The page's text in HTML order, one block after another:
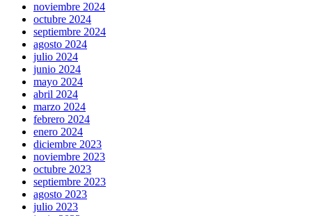
noviembre 2024
octubre 2024
septiembre 2024
agosto 2024
julio 2024
junio 2024
mayo 2024
abril 2024
marzo 2024
febrero 2024
enero 2024
diciembre 2023
noviembre 2023
octubre 2023
septiembre 2023
agosto 2023
julio 2023